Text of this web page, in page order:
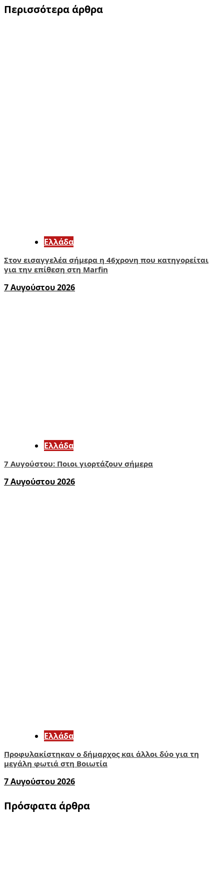
Περισσότερα άρθρα
Ελλάδα
Στον εισαγγελέα σήμερα η 46χρονη που κατηγορείται
για την επίθεση στη Marfin
7 Αυγούστου 2026
Ελλάδα
7 Αυγούστου: Ποιοι γιορτάζουν σήμερα
7 Αυγούστου 2026
Ελλάδα
Προφυλακίστηκαν ο δήμαρχος και άλλοι δύο για τη
μεγάλη φωτιά στη Βοιωτία
7 Αυγούστου 2026
Πρόσφατα άρθρα